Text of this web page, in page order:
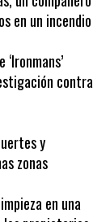
rinden
un compañero
en un incendio
contra
y
zonas